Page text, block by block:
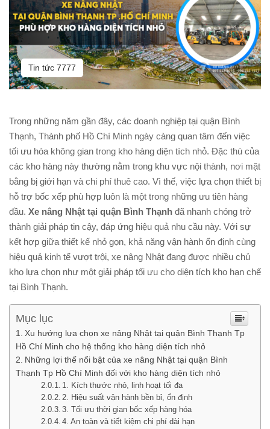
Tin tức 7777
Trong những năm gần đây, các doanh nghiệp tại quận Bình
Thạnh, Thành phố Hồ Chí Minh ngày càng quan tâm đến việc
tối ưu hóa không gian trong kho hàng diện tích nhỏ. Đặc thù của
các kho hàng này thường nằm trong khu vực nội thành, nơi mặt
bằng bị giới hạn và chi phí thuê cao. Vì thế, việc lựa chọn thiết bị
hỗ trợ bốc xếp phù hợp luôn là một trong những ưu tiên hàng
đầu. Xe nâng Nhật tại quận Bình Thạnh đã nhanh chóng trở
thành giải pháp tin cậy, đáp ứng hiệu quả nhu cầu này. Với sự
kết hợp giữa thiết kế nhỏ gọn, khả năng vận hành ổn định cùng
hiệu quả kinh tế vượt trội, xe nâng Nhật đang được nhiều chủ
kho lựa chọn như một giải pháp tối ưu cho diện tích kho hạn chế
tại Bình Thạnh.
Mục lục
Xu hướng lựa chọn xe nâng Nhật tại quận Bình Thạnh Tp
Hồ Chí Minh cho hệ thống kho hàng diện tích nhỏ
Những lợi thế nổi bật của xe nâng Nhật tại quận Bình
Thạnh Tp Hồ Chí Minh đối với kho hàng diện tích nhỏ
1. Kích thước nhỏ, linh hoạt tối đa
2. Hiệu suất vận hành bền bỉ, ổn định
3. Tối ưu thời gian bốc xếp hàng hóa
4. An toàn và tiết kiệm chi phí dài hạn